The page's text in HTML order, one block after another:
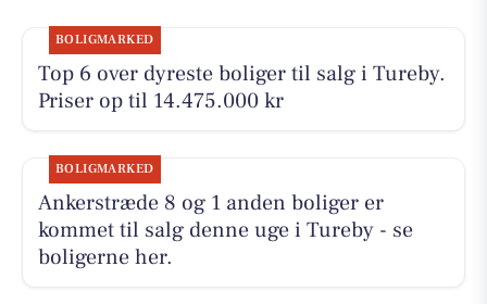
BOLIGMARKED
Top 6 over dyreste boliger til salg i Tureby.
Priser op til 14.475.000 kr
BOLIGMARKED
Ankerstræde 8 og 1 anden boliger er
kommet til salg denne uge i Tureby - se
boligerne her.